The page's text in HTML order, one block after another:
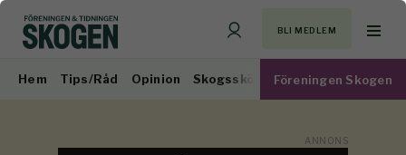
BLI MEDLEM
Hem Tips/Råd Opinion Skogsskötsel Virkesmarknad
Föreningen Skogen